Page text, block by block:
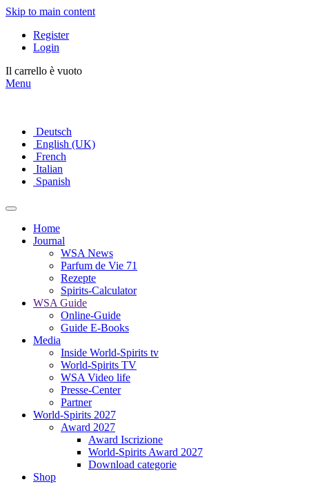
Skip to main content
Register
Login
Il carrello è vuoto
Menu
Deutsch
English (UK)
French
Italian
Spanish
Home
Journal
WSA News
Parfum de Vie 71
Rezepte
Spirits-Calculator
WSA Guide
Online-Guide
Guide E-Books
Media
Inside World-Spirits tv
World-Spirits TV
WSA Video life
Presse-Center
Partner
World-Spirits 2027
Award 2027
Award Iscrizione
World-Spirits Award 2027
Download categorie
Shop